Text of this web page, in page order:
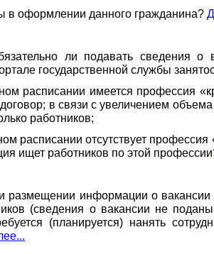
в оформлении данного гражданина?
ли подавать сведения о
государственной службы
расписании имеется профессия
в связи с увеличением
работников;
расписании отсутствует
ищет работников по этой
размещении информации о вакансии
(сведения о вакансии не
(планируется) нанять